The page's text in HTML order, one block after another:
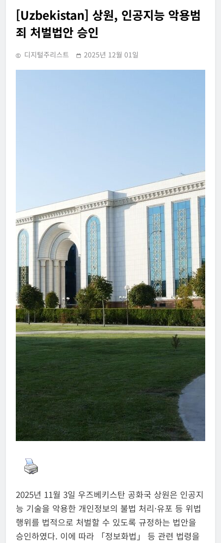
[Uzbekistan] 상원, 인공지능 악용범
죄 처벌법안 승인
디지털주리스트 2025년 12월 01일
2025년 11월 3일 우즈베키스탄 공화국 상원은 인공지
능 기술을 악용한 개인정보의 불법 처리·유포 등 위법
행위를 법적으로 처벌할 수 있도록 규정하는 법안을
승인하였다. 이에 따라 「정보화법」 등 관련 법령을